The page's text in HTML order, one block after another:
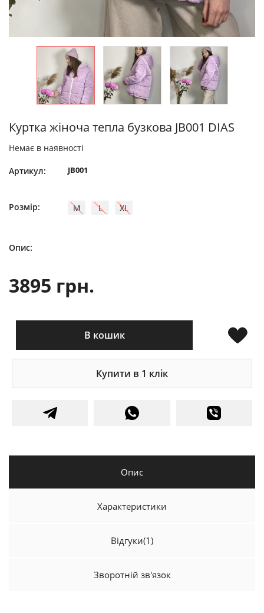
Куртка жіноча тепла бузкова JB001 DIAS
Немає в наявності
Артикул: JB001
Розмір: M L XL
Опис:
3895 грн.
В кошик
Купити в 1 клік
Опис
Характеристики
Відгуки(1)
Зворотній зв'язок